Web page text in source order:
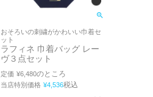
おそろいの刺繍がかわいい巾着セ
ット
ラフィネ 巾着バッグ レー
ヴ３点セット
定価 ¥6,480のところ
当店特別価格 ¥4,536税込